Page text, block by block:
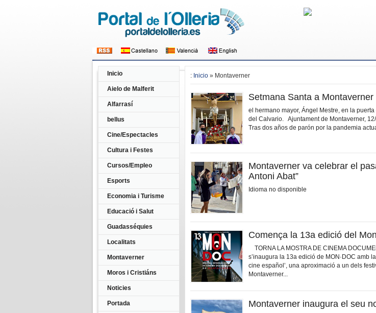
Inicio
Aielo de Malferit
Alfarrasí
bellus
Cine/Espectacles
Cultura i Festes
Cursos/Empleo
Esports
Economia i Turisme
Educació i Salut
Guadasséquies
Localitats
Montaverner
Moros i Cristiáns
Noticies
Portada
: Inicio » Montaverner
Setmana Santa a Montaverner
el hermano mayor, Ángel Mestre, en la
del Calvario. Ajuntament de Montaverner,
Tras dos años de parón por la pandemia
Montaverner va celebrar el
Antoni Abat”
Idioma no disponible
Comença la 13a edició del
TORNA LA MOSTRA DE CINEMA
s’inaugura la 13a edició de MON·DOC amb
cine español’, una aproximació a un dels
Montaverner...
Montaverner inaugura el seu